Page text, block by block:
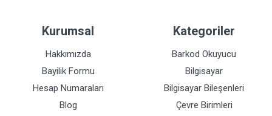
Kurumsal
Hakkımızda
Bayilik Formu
Hesap Numaraları
Blog
Kategoriler
Barkod Okuyucu
Bilgisayar
Bilgisayar Bileşenleri
Çevre Birimleri